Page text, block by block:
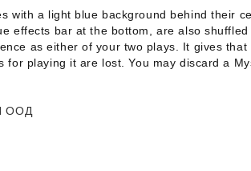
with a light blue background behind their
effects bar at the bottom, are also
as either of your two plays. It gives
for playing it are lost. You may discard a
ООД